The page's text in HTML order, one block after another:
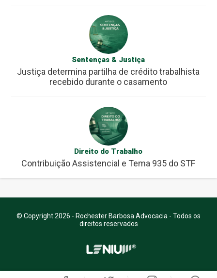
Sentenças & Justiça
Justiça determina partilha de crédito trabalhista
recebido durante o casamento
Direito do Trabalho
Contribuição Assistencial e Tema 935 do STF
© Copyright 2026 - Rochester Barbosa Advocacia - Todos os
direitos reservados